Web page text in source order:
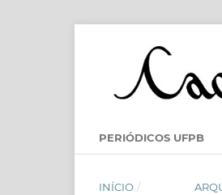
PERIÓDICOS UFPB
INÍCIO /